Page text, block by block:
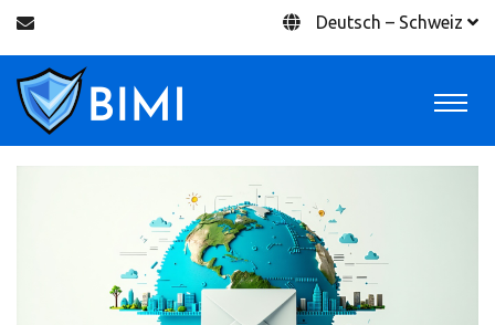
Deutsch – Schweiz